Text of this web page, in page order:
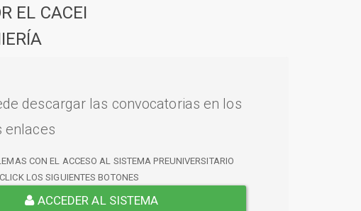
EL CACEI
descargar las convocatorias en los
enlaces
CON EL ACCESO AL SISTEMA PREUNIVERSITARIO
LOS SIGUIENTES BOTONES
ACCEDER AL SISTEMA